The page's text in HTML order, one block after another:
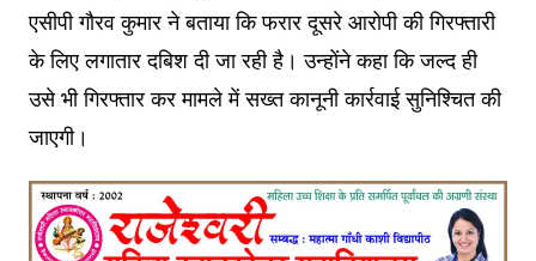
एसीपी गौरव कुमार ने बताया कि फरार दूसरे आरोपी की गिरफ्तारी
के लिए लगातार दबिश दी जा रही है। उन्होंने कहा कि जल्द ही
उसे भी गिरफ्तार कर मामले में सख्त कानूनी कार्रवाई सुनिश्चित की
जाएगी।